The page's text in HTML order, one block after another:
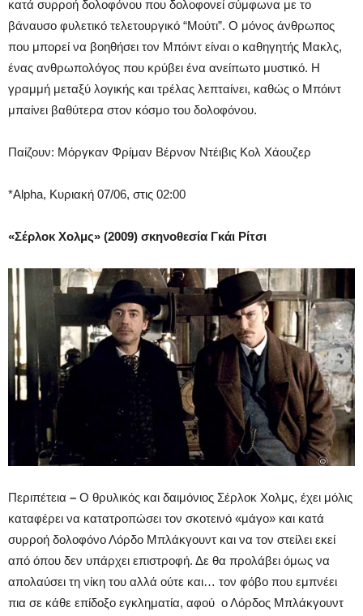
κατά συρροή δολοφόνου που δολοφονεί σύμφωνα με το
βάναυσο φυλετικό τελετουργικό “Μούτι”. Ο μόνος άνθρωπος
που μπορεί να βοηθήσει τον Μπόιντ είναι ο καθηγητής Μακλς,
ένας ανθρωπολόγος που κρύβει ένα ανείπωτο μυστικό. Η
γραμμή μεταξύ λογικής και τρέλας λεπταίνει, καθώς ο Μπόιντ
μπαίνει βαθύτερα στον κόσμο του δολοφόνου.
Παίζουν: Μόργκαν Φρίμαν Βέρνον Ντέιβις Κολ Χάουζερ
*Alpha, Κυριακή 07/06, στις 02:00
«Σέρλοκ Χολμς» (2009) σκηνοθεσία Γκάι Ρίτσι
Περιπέτεια – Ο θρυλικός και δαιμόνιος Σέρλοκ Χολμς, έχει μόλις
καταφέρει να κατατροπώσει τον σκοτεινό «μάγο» και κατά
συρροή δολοφόνο Λόρδο Μπλάκγουντ και να τον στείλει εκεί
από όπου δεν υπάρχει επιστροφή. Δε θα προλάβει όμως να
απολαύσει τη νίκη του αλλά ούτε και… τον φόβο που εμπνέει
πια σε κάθε επίδοξο εγκληματία, αφού ο Λόρδος Μπλάκγουντ